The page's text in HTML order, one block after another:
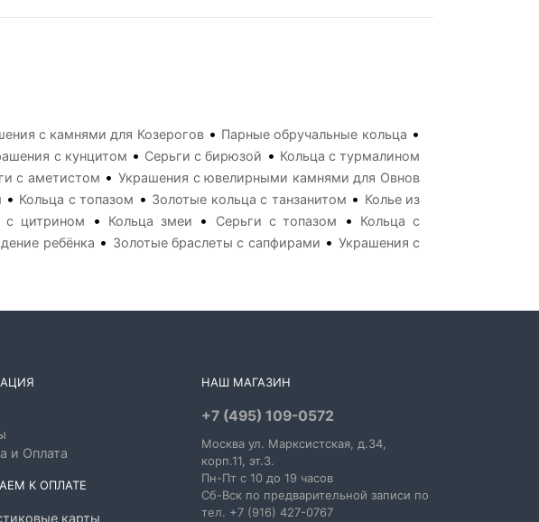
с камнями для Козерогов• Парные обручальные кольца •
с кунцитом • Серьги с бирюзой • Кольца с турмалином
с аметистом •Украшения с ювелирными камнями для Овнов
• Кольца с топазом • Золотые кольца с танзанитом • Колье из
с цитрином • Кольца змеи • Серьги с топазом •
Кольца с
ребёнка • Золотые браслеты с сапфирами • Украшения с
и Оплата
К ОПЛАТЕ
карты
НАШ МАГАЗИН
+7 (495) 109-0572
Москва ул. Марксистская, д.34,
корп.11, эт.3.
Пн-Пт c 10 до 19 часов
Сб-Вск по предварительной записи по
тел. +7 (916) 427-0767